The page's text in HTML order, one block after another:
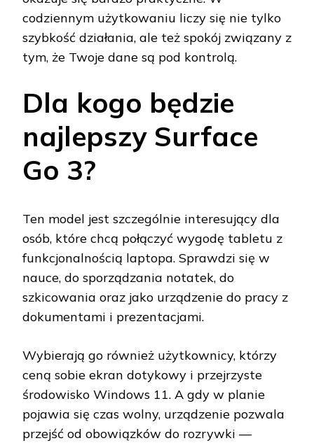
codziennym użytkowaniu liczy się nie tylko
szybkość działania, ale też spokój związany z
tym, że Twoje dane są pod kontrolą.
Dla kogo będzie
najlepszy Surface
Go 3?
Ten model jest szczególnie interesujący dla
osób, które chcą połączyć wygodę tabletu z
funkcjonalnością laptopa. Sprawdzi się w
nauce, do sporządzania notatek, do
szkicowania oraz jako urządzenie do pracy z
dokumentami i prezentacjami.
Wybierają go również użytkownicy, którzy
ceną sobie ekran dotykowy i przejrzyste
środowisko Windows 11. A gdy w planie
pojawia się czas wolny, urządzenie pozwala
przejść od obowiązków do rozrywki —